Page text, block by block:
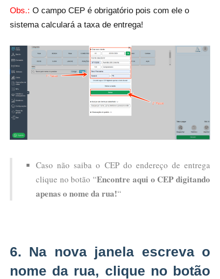
Obs.: O campo CEP é obrigatório pois com ele o
sistema calculará a taxa de entrega!
Caso não saiba o CEP do endereço de entrega
clique no botão “Encontre aqui o CEP digitando
apenas o nome da rua!“
6. Na nova janela escreva o
nome da rua, clique no botão